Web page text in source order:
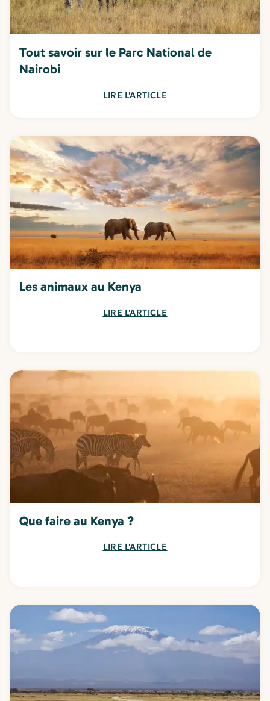
Tout savoir sur le Parc National de
Nairobi
LIRE L'ARTICLE
Les animaux au Kenya
LIRE L'ARTICLE
Que faire au Kenya ?
LIRE L'ARTICLE